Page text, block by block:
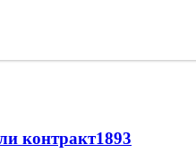
контракт1893